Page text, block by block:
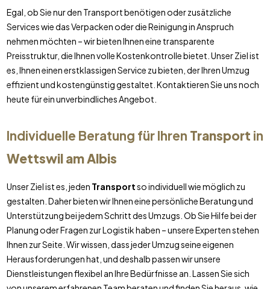
Egal, ob Sie nur den Transport benötigen oder zusätzliche
Services wie das Verpacken oder die Reinigung in Anspruch
nehmen möchten – wir bieten Ihnen eine transparente
Preisstruktur, die Ihnen volle Kostenkontrolle bietet. Unser Ziel ist
es, Ihnen einen erstklassigen Service zu bieten, der Ihren Umzug
effizient und kostengünstig gestaltet. Kontaktieren Sie uns noch
heute für ein unverbindliches Angebot.
Individuelle Beratung für Ihren Transport in
Wettswil am Albis
Unser Ziel ist es, jeden Transportso individuell wie möglich zu
gestalten. Daher bieten wir Ihnen eine persönliche Beratung und
Unterstützung bei jedem Schritt des Umzugs. Ob Sie Hilfe bei der
Planung oder Fragen zur Logistik haben – unsere Experten stehen
Ihnen zur Seite. Wir wissen, dass jeder Umzug seine eigenen
Herausforderungen hat, und deshalb passen wir unsere
Dienstleistungen flexibel an Ihre Bedürfnisse an. Lassen Sie sich